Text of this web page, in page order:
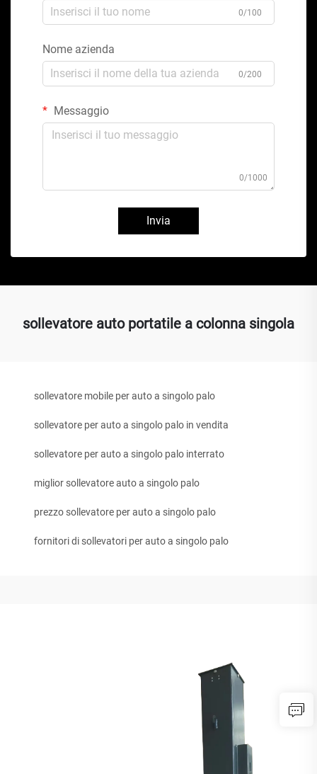
0/100
Nome azienda
0/200
Messaggio
0/1000
Invia
sollevatore auto portatile a colonna singola
sollevatore mobile per auto a singolo palo
sollevatore per auto a singolo palo in vendita
sollevatore per auto a singolo palo interrato
miglior sollevatore auto a singolo palo
prezzo sollevatore per auto a singolo palo
fornitori di sollevatori per auto a singolo palo